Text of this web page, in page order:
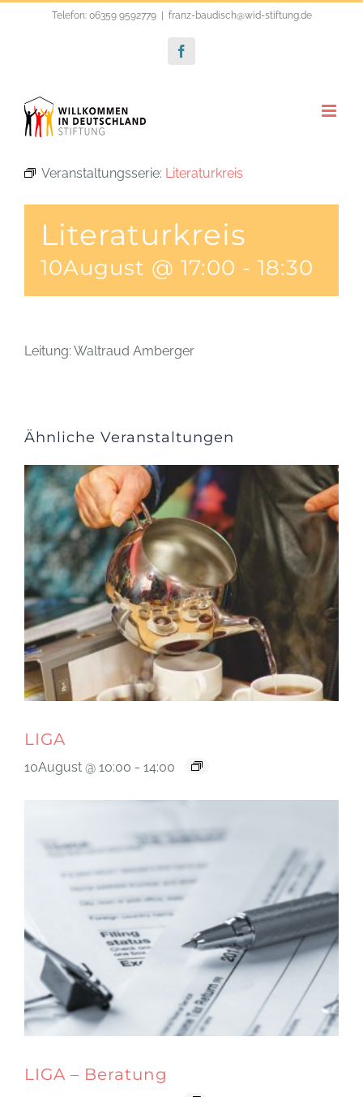
Telefon: 06359 9592779 franz-baudisch@wid-stiftung.de
Facebook
Veranstaltungsserie: Literaturkreis
Literaturkreis
10August @ 17:00 - 18:30
Leitung: Waltraud Amberger
Ähnliche Veranstaltungen
LIGA
10August @ 10:00 - 14:00
LIGA – Beratung